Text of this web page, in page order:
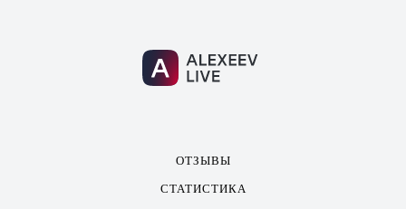
ОТЗЫВЫ
СТАТИСТИКА